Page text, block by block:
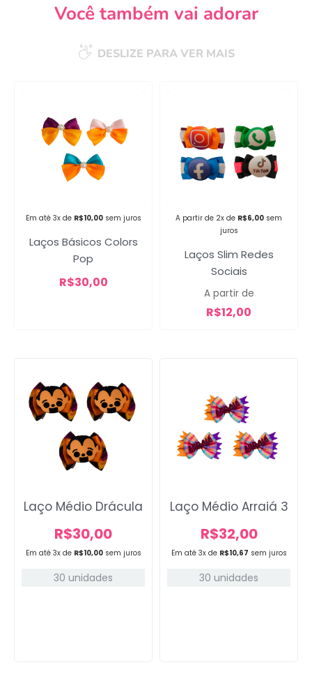
Você também vai adorar
DESLIZE PARA VER MAIS
Em até 3x de R$10,00 sem juros
Laços Básicos Colors
Pop
R$30,00
A partir de 2x de R$6,00 sem
juros
Laços Slim Redes
Sociais
A partir de
R$12,00
Em até 3x de R$10,00 sem juros
Laço Médio Drácula
R$30,00
30 unidades
Em até 3x de R$10,67 sem juros
Laço Médio Arraiá 3
R$32,00
30 unidades
Campanha lançada com